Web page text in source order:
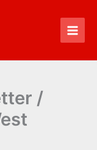
Main
/